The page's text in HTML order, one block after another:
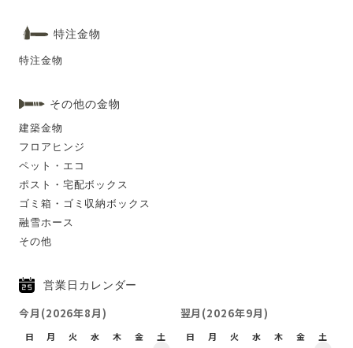
特注金物
特注金物
その他の金物
建築金物
フロアヒンジ
ペット・エコ
ポスト・宅配ボックス
ゴミ箱・ゴミ収納ボックス
融雪ホース
その他
営業日カレンダー
今月(2026年8月)
日 月 火 水 木 金 土
翌月(2026年9月)
日 月 火 水 木 金 土